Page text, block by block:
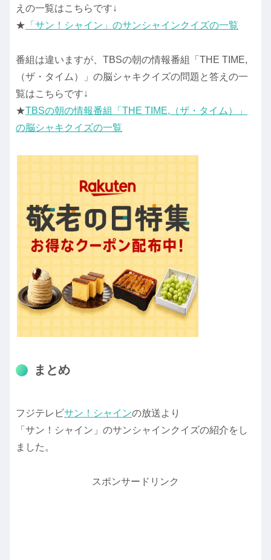
えの一覧はこちらです↓
★ 「サン！シャイン」のサンシャインクイズの一覧
番組は違いますが、TBSの朝の情報番組「THE TIME,
（ザ・タイム）」の脳シャキクイズの問題と答えの一
覧はこちらです↓
★TBSの朝の情報番組「THE TIME,（ザ・タイム）」
の脳シャキクイズの一覧
まとめ
フジテレビサン！シャインの放送より
「サン！シャイン」のサンシャインクイズの紹介をし
ました。
スポンサードリンク